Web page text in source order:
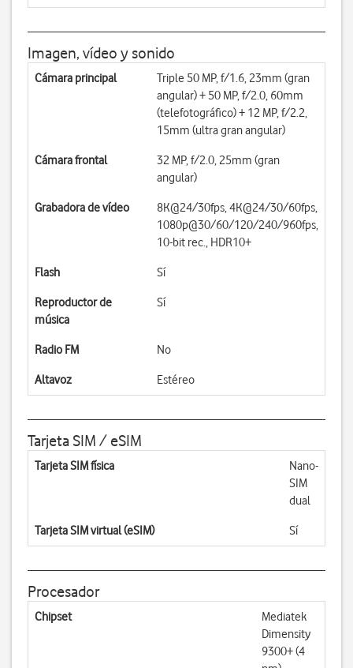
Imagen, vídeo y sonido
Cámara principal
Triple 50 MP, f/1.6, 23mm (gran
angular) + 50 MP, f/2.0, 60mm
(telefotográfico) + 12 MP, f/2.2,
15mm (ultra gran angular)
Cámara frontal
32 MP, f/2.0, 25mm (gran
angular)
Grabadora de vídeo
8K@24/30fps, 4K@24/30/60fps,
1080p@30/60/120/240/960fps,
10-bit rec., HDR10+
Flash Sí
Reproductor de
música
Sí
Radio FM No
Altavoz Estéreo
Tarjeta SIM / eSIM
Tarjeta SIM física
Nano-
SIM
dual
Tarjeta SIM virtual (eSIM) Sí
Procesador
Chipset
Mediatek
Dimensity
9300+ (4